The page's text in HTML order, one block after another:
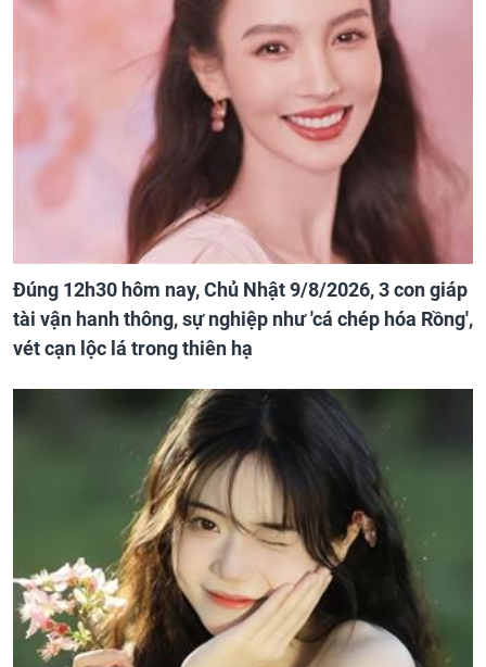
Đúng 12h30 hôm nay, Chủ Nhật 9/8/2026, 3 con giáp
tài vận hanh thông, sự nghiệp như 'cá chép hóa Rồng',
vét cạn lộc lá trong thiên hạ